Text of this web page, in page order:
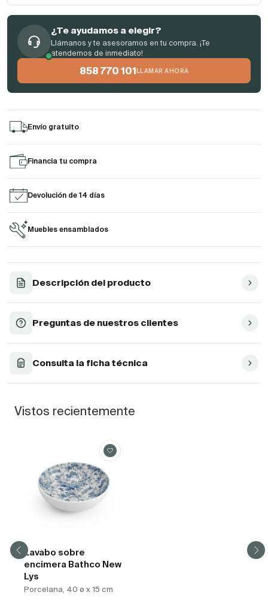
¿Te ayudamos a elegir?
Llámanos y te asesoramos en tu compra. ¡Te
atendemos de inmediato!
858 770 101 LLAMAR AHORA
Envío gratuito
Financia tu compra
Devolución de 14 días
Muebles ensamblados
Descripción del producto
Preguntas de nuestros clientes
Consulta la ficha técnica
Vistos recientemente
Lavabo sobre
encimera Bathco New
Lys
Porcelana, 40 ø x 15 cm